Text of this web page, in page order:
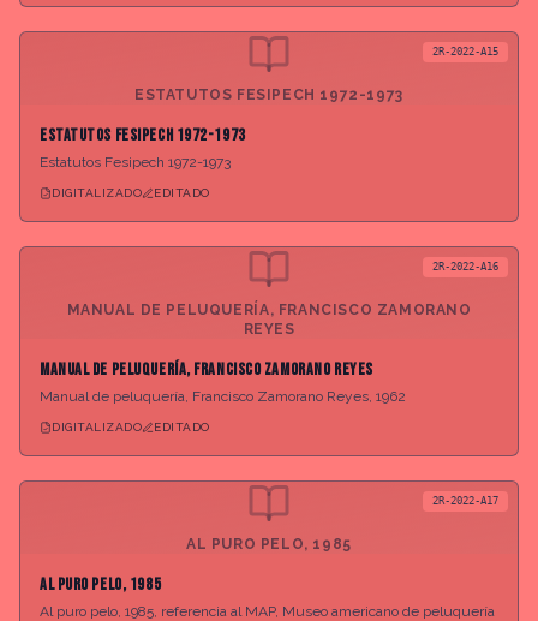
ESTATUTOS FESIPECH 1972-1973
2R-2022-A15
Estatutos Fesipech 1972-1973
Estatutos Fesipech 1972-1973
DIGITALIZADO EDITADO
MANUAL DE PELUQUERÍA, FRANCISCO ZAMORANO
REYES
2R-2022-A16
Manual de peluquería, Francisco Zamorano Reyes
Manual de peluquería, Francisco Zamorano Reyes, 1962
DIGITALIZADO EDITADO
AL PURO PELO, 1985
2R-2022-A17
Al puro pelo, 1985
Al puro pelo, 1985, referencia al MAP, Museo americano de peluquería